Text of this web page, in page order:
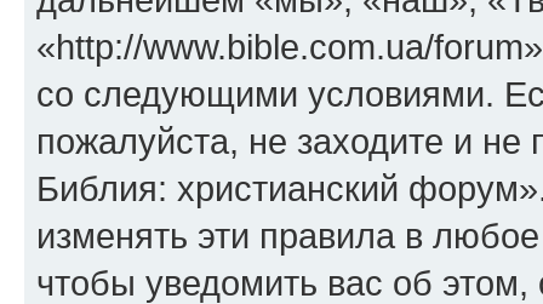
«http://www.bible.com.ua/
со следующими условиями.
пожалуйста, не заходите и
Библия: христианский
изменять эти правила в
чтобы уведомить вас об